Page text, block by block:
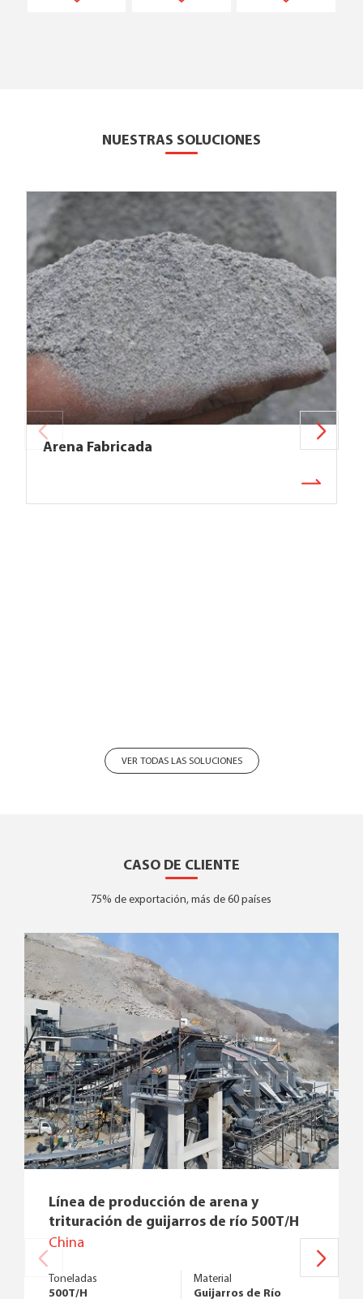
NUESTRAS SOLUCIONES
Arena Fabricada
VER TODAS LAS SOLUCIONES
CASO DE CLIENTE
75% de exportación, más de 60 países
Línea de producción de arena y
trituración de guijarros de río 500T/H
China
Toneladas
500T/H
Material
Guijarros de Río